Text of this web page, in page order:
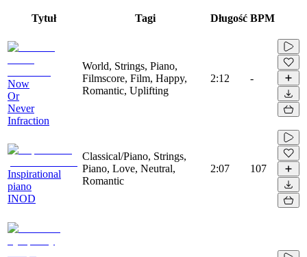
Tytuł Tagi Długość BPM
Now
Or
Never
Infraction
World, Strings, Piano,
Filmscore, Film, Happy,
Romantic, Uplifting
2:12 -
Inspirational
piano
INOD
Classical/Piano, Strings,
Piano, Love, Neutral,
Romantic
2:07 107